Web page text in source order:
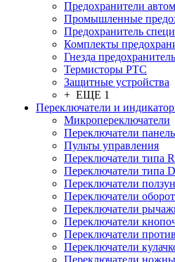
Предохранители
Промышленные
Предохранитель
Комплекты
Гнезда
Термисторы PTC
Защитные устройства
+ ЕЩЕ 1
Переключатели и
Микропереключатели
Переключатели
Пульты управления
Переключатели типа
Переключатели типа
Переключатели
Переключатели
Переключатели
Переключатели
Переключатели
Переключатели
Переключатели